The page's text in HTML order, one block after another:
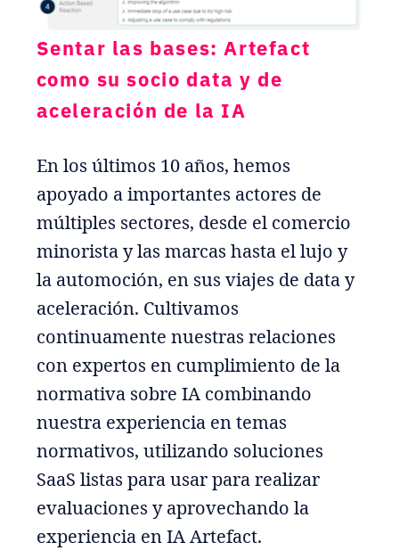
Sentar las bases: Artefact
como su socio data y de
aceleración de la IA
En los últimos 10 años, hemos
apoyado a importantes actores de
múltiples sectores, desde el comercio
minorista y las marcas hasta el lujo y
la automoción, en sus viajes de data y
aceleración. Cultivamos
continuamente nuestras relaciones
con expertos en cumplimiento de la
normativa sobre IA combinando
nuestra experiencia en temas
normativos, utilizando soluciones
SaaS listas para usar para realizar
evaluaciones y aprovechando la
experiencia en IA Artefact.